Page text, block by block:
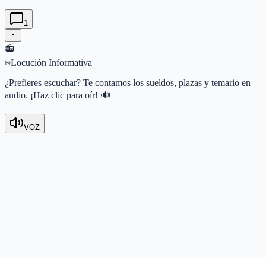
1
📻
Locución Informativa
¿Prefieres escuchar? Te contamos los sueldos, plazas y temario en
audio. ¡Haz clic para oír! 🔊
VOZ